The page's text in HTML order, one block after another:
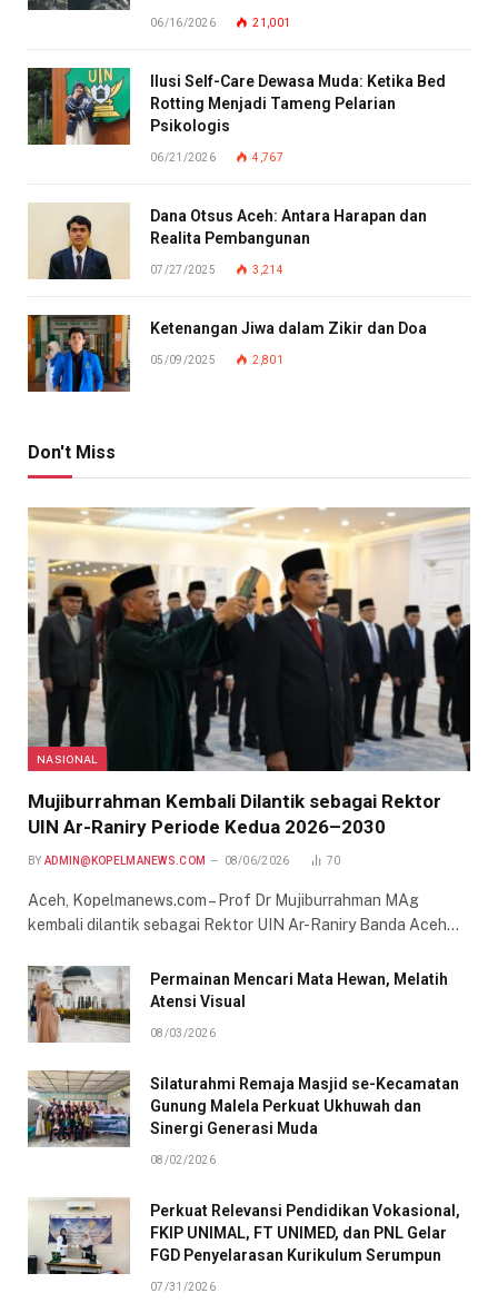
06/16/2026 21,001
Ilusi Self-Care Dewasa Muda: Ketika Bed
Rotting Menjadi Tameng Pelarian
Psikologis
06/21/2026 4,767
Dana Otsus Aceh: Antara Harapan dan
Realita Pembangunan
07/27/2025 3,214
Ketenangan Jiwa dalam Zikir dan Doa
05/09/2025 2,801
Don't Miss
NASIONAL
Mujiburrahman Kembali Dilantik sebagai Rektor
UIN Ar-Raniry Periode Kedua 2026–2030
BY ADMIN@KOPELMANEWS.COM 08/06/2026 70
Aceh, Kopelmanews.com – Prof Dr Mujiburrahman MAg
kembali dilantik sebagai Rektor UIN Ar-Raniry Banda Aceh…
Permainan Mencari Mata Hewan, Melatih
Atensi Visual
08/03/2026
Silaturahmi Remaja Masjid se-Kecamatan
Gunung Malela Perkuat Ukhuwah dan
Sinergi Generasi Muda
08/02/2026
Perkuat Relevansi Pendidikan Vokasional,
FKIP UNIMAL, FT UNIMED, dan PNL Gelar
FGD Penyelarasan Kurikulum Serumpun
07/31/2026